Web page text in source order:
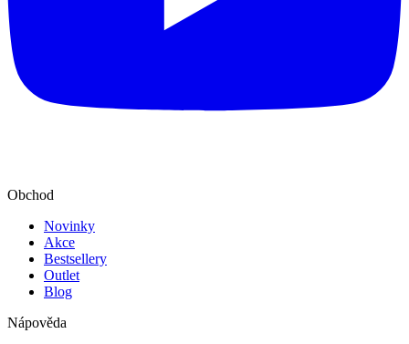
Obchod
Novinky
Akce
Bestsellery
Outlet
Blog
Nápověda